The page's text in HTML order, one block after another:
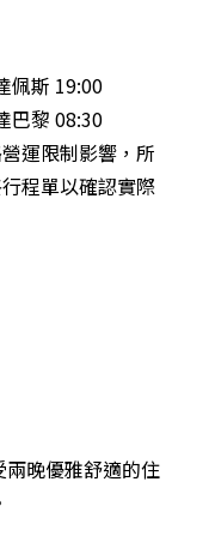
佩斯 19:00
巴黎 08:30
運限制影響，所
程單以確認實際
晚優雅舒適的住